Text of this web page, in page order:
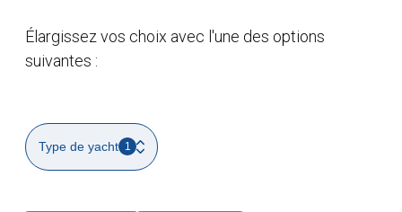
Élargissez vos choix avec l'une des options
suivantes :
Type de yacht 1